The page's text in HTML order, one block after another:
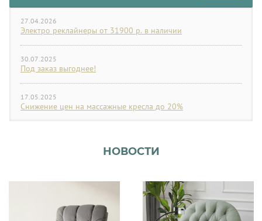
27.04.2026
Электро реклайнеры от 31900 р. в наличии
30.07.2025
Под заказ выгоднее!
17.05.2025
Снижение цен на массажные кресла до 20%
НОВОСТИ